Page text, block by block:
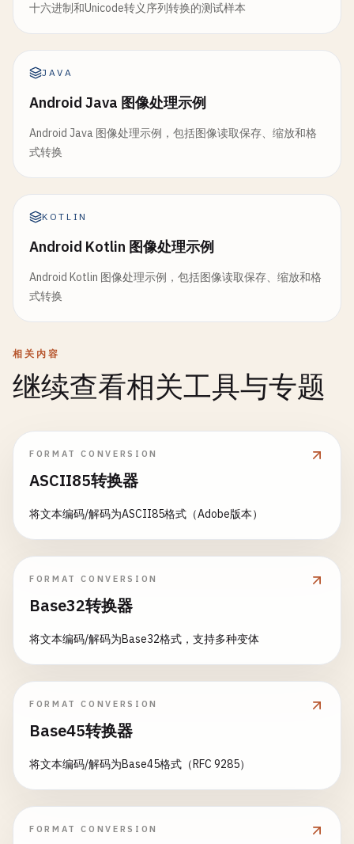
十六进制和Unicode转义序列转换的测试样本
JAVA
Android Java 图像处理示例
Android Java 图像处理示例，包括图像读取保存、缩放和格
式转换
KOTLIN
Android Kotlin 图像处理示例
Android Kotlin 图像处理示例，包括图像读取保存、缩放和格
式转换
相关内容
继续查看相关工具与专题
FORMAT CONVERSION
ASCII85转换器
将文本编码/解码为ASCII85格式（Adobe版本）
FORMAT CONVERSION
Base32转换器
将文本编码/解码为Base32格式，支持多种变体
FORMAT CONVERSION
Base45转换器
将文本编码/解码为Base45格式（RFC 9285）
FORMAT CONVERSION